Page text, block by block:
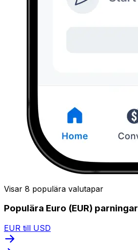
Visar 8 populära valutapar
Populära Euro (EUR) parningar
EUR till USD